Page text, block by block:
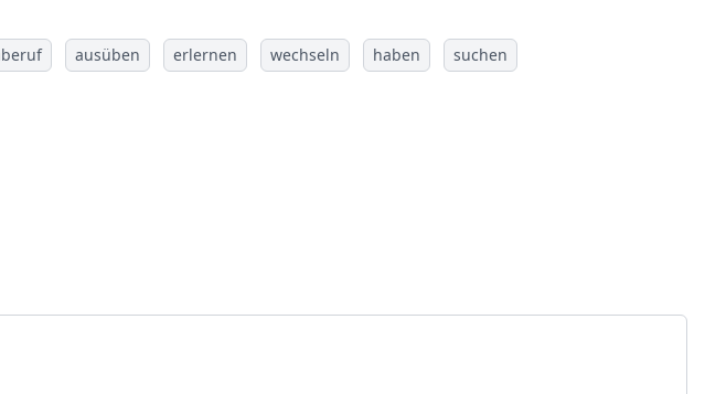
ausüben erlernen wechseln haben suchen